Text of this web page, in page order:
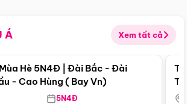
Á Xem tất cả
Điểm nổi bật
Hè 5N4Đ | Đài Bắc - Đài
- Cao Hùng ( Bay Vn)
5N4Đ